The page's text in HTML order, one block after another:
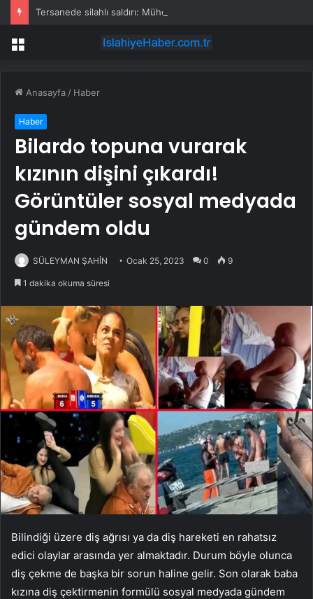
Menü
Anasayfa / Haber
Haber
Bilardo topuna vurarak
kızının dişini çıkardı!
Görüntüler sosyal medyada
gündem oldu
SÜLEYMAN ŞAHİN Ocak 25, 2023 0 9
1 dakika okuma süresi
Bilindiği üzere diş ağrısı ya da diş hareketi en rahatsız
edici olaylar arasında yer almaktadır. Durum böyle olunca
diş çekme de başka bir sorun haline gelir. Son olarak baba
kızına diş çektirmenin formülü sosyal medyada gündem